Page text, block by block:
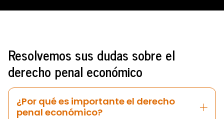
Resolvemos sus dudas sobre el
derecho penal económico
¿Por qué es importante el derecho
penal económico?